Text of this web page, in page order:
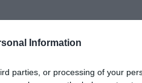
Information
parties, or processing of your